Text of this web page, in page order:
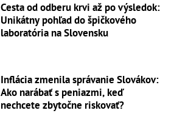
Cesta od odberu krvi až po výsledok:
Unikátny pohľad do špičkového
laboratória na Slovensku
Inflácia zmenila správanie Slovákov:
Ako narábať s peniazmi, keď
nechcete zbytočne riskovať?